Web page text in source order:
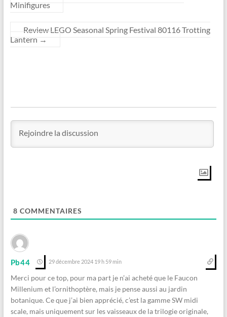
Minifigures
Review LEGO Seasonal Spring Festival 80116 Trotting
Lantern →
8 COMMENTAIRES
Pb44 29 décembre 2024 19 h 59 min
Merci pour ce top, pour ma part je n’ai acheté que le Faucon
Millenium et l’ornithoptère, mais je pense aussi au jardin
botanique. Ce que j’ai bien apprécié, c’est la gamme SW midi
scale, mais uniquement sur les vaisseaux de la trilogie originale,